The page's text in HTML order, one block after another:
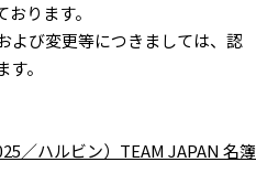
ります。
よび変更等につきましては、認
。
／ハルビン）TEAM JAPAN 名簿